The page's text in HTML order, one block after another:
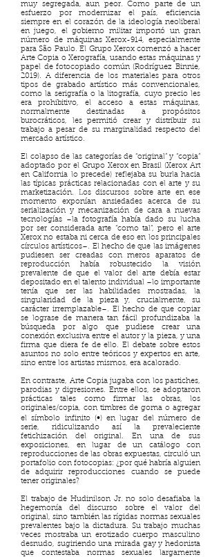
muy segregada, aun peor. Como parte de un
esfuerzo por modernizar el país, eficiencia
siempre en el corazón de la ideología neoliberal
en juego, el gobierno militar importó un gran
número de máquinas Xerox-914, especialmente
para São Paulo. El Grupo Xerox comenzó a hacer
Arte Copia o Xerografía, usando estas máquinas y
papel de fotocopiado común (Rodríguez Binnie,
2019). A diferencia de los materiales para otros
tipos de grabado artístico más convencionales,
como la serigrafía o la litografía, cuyo precio les
era prohibitivo, el acceso a estas máquinas,
normalmente destinadas a propósitos
burocráticos, les permitió crear y distribuir su
trabajo a pesar de su marginalidad respecto del
mercado artístico.
El colapso de las categorías de “original” y “copia”
adoptado por el Grupo Xerox en Brasil (Xerox Art
en California lo precede) reflejaba su burla hacia
las típicas prácticas relacionadas con el arte y su
marketización. Los discursos sobre arte en ese
momento exponían ansiedades acerca de su
serialización y mecanización de cara a nuevas
tecnologías –la fotografía había dado su lucha
por ser considerada arte “como tal”, pero el arte
Xerox no estaba ni cerca de eso en los principales
círculos artísticos–. El hecho de que las imágenes
pudiesen ser creadas con meros aparatos de
reproducción había robustecido la visión
prevalente de que el valor del arte debía estar
depositado en el talento individual –lo importante
tenía que ser las habilidades mostradas, la
singularidad de la pieza y, crucialmente, su
carácter irremplazable–. El hecho de que copiar
se lograse de manera tan fácil profundizaba la
búsqueda por algo que pudiese crear una
conexión exclusiva entre el autor y la pieza, y una
firma que diera fe de ello. El debate sobre estos
asuntos no solo entre teóricos y expertos en arte,
sino entre los artistas mismos, era acalorado.
En contraste, Arte Copia jugaba con los pastiches,
parodias y digresiones. Entre ellos, se adoptaron
prácticas tales como firmar las obras, los
originales/copia, con timbres de goma o agregar
el símbolo infinito (∞) en lugar del número de
serie, ridiculizando así la prevaleciente
fetichización del original. En una de sus
exposiciones, en lugar de un catálogo con
reproducciones de las obras expuestas, circuló un
portafolio con fotocopias: ¿por qué habría alguien
de adquirir reproducciones cuando se puede
tener originales?
El trabajo de Hudinilson Jr. no solo desafiaba la
hegemonía del discurso sobre el valor del
original, sino también las rígidas normas sexuales
prevalentes bajo la dictadura. Su trabajo muchas
veces mostraba un erotizado cuerpo masculino
desnudo, sugiriendo una mirada gay y hedonista
que contestaba normas sexuales largamente